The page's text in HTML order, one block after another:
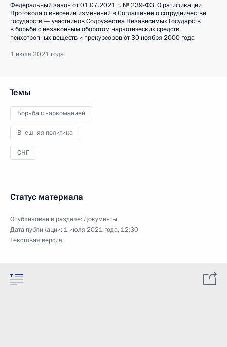
Федеральный закон от 01.07.2021 г. № 239-ФЗ. О ратификации
Протокола о внесении изменений в Соглашение о сотрудничестве
государств — участников Содружества Независимых Государств
в борьбе с незаконным оборотом наркотических средств,
психотропных веществ и прекурсоров от 30 ноября 2000 года
1 июля 2021 года
Темы
Борьба с наркоманией
Внешняя политика
СНГ
Статус материала
Опубликован в разделе:Документы
Дата публикации: 1 июля 2021 года, 12:30
Текстовая версия